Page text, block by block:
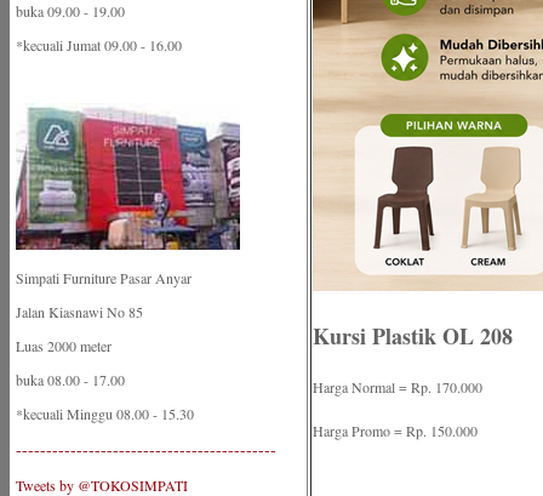
buka 09.00 - 19.00
*kecuali Jumat 09.00 - 16.00
Simpati Furniture Pasar Anyar
Jalan Kiasnawi No 85
Luas 2000 meter
buka 08.00 - 17.00
*kecuali Minggu 08.00 - 15.30
-------------------------------------------
Tweets by @TOKOSIMPATI
Kursi Plastik OL 208
Harga Normal = Rp. 170.000
Harga Promo = Rp. 150.000